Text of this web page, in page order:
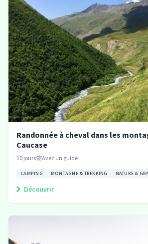
Randonnée à cheval dans les
Caucase
10 jours Avec un guide
CAMPING MONTAGNE & TREKKING NATURE &
Découvrir